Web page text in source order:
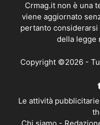
Crmag.it non è una
viene aggiornato
pertanto
della legge
Copyright ©2026 -
Le attività